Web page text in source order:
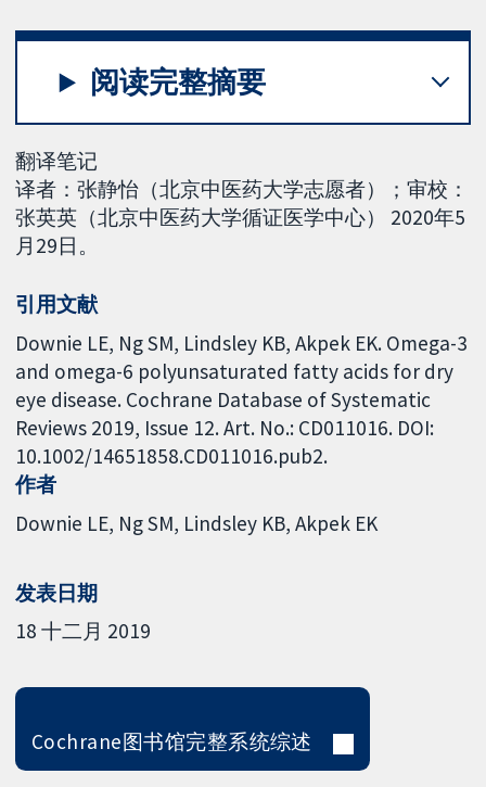
阅读完整摘要
翻译笔记
译者：张静怡（北京中医药大学志愿者）；审校：
张英英（北京中医药大学循证医学中心） 2020年5
月29日。
引用文献
Downie LE, Ng SM, Lindsley KB, Akpek EK. Omega-3
and omega-6 polyunsaturated fatty acids for dry
eye disease. Cochrane Database of Systematic
Reviews 2019, Issue 12. Art. No.: CD011016. DOI:
10.1002/14651858.CD011016.pub2.
作者
Downie LE Ng SM Lindsley KB Akpek EK
发表日期
18 十二月 2019
Cochrane图书馆完整系统综述